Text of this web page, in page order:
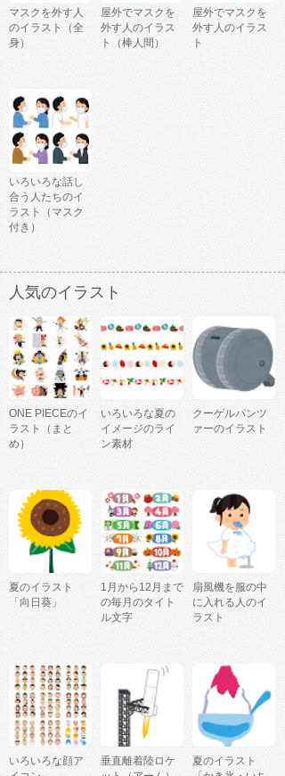
マスクを外す人
のイラスト（全
身）
屋外でマスクを
外す人のイラス
ト（棒人間）
屋外でマスクを
外す人のイラス
ト
いろいろな話し
合う人たちのイ
ラスト（マスク
付き）
人気のイラスト
ONE PIECEのイ
ラスト（まと
め）
いろいろな夏の
イメージのライ
ン素材
クーゲルパンツ
ァーのイラスト
夏のイラスト
「向日葵」
1月から12月まで
の毎月のタイト
ル文字
扇風機を服の中
に入れる人のイ
ラスト
いろいろな顔ア
垂直離着陸ロケ
夏のイラスト